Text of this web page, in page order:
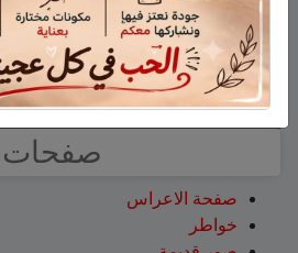
سلمان أبو عوادعلى هل أصبح
نتخلص منها بعد استعمالها؟
طليع محمودعلىهل أصبح الزوج
نتخلص منها بعد استعمالها؟
صفحات
صفحة الاعراس
خواطر